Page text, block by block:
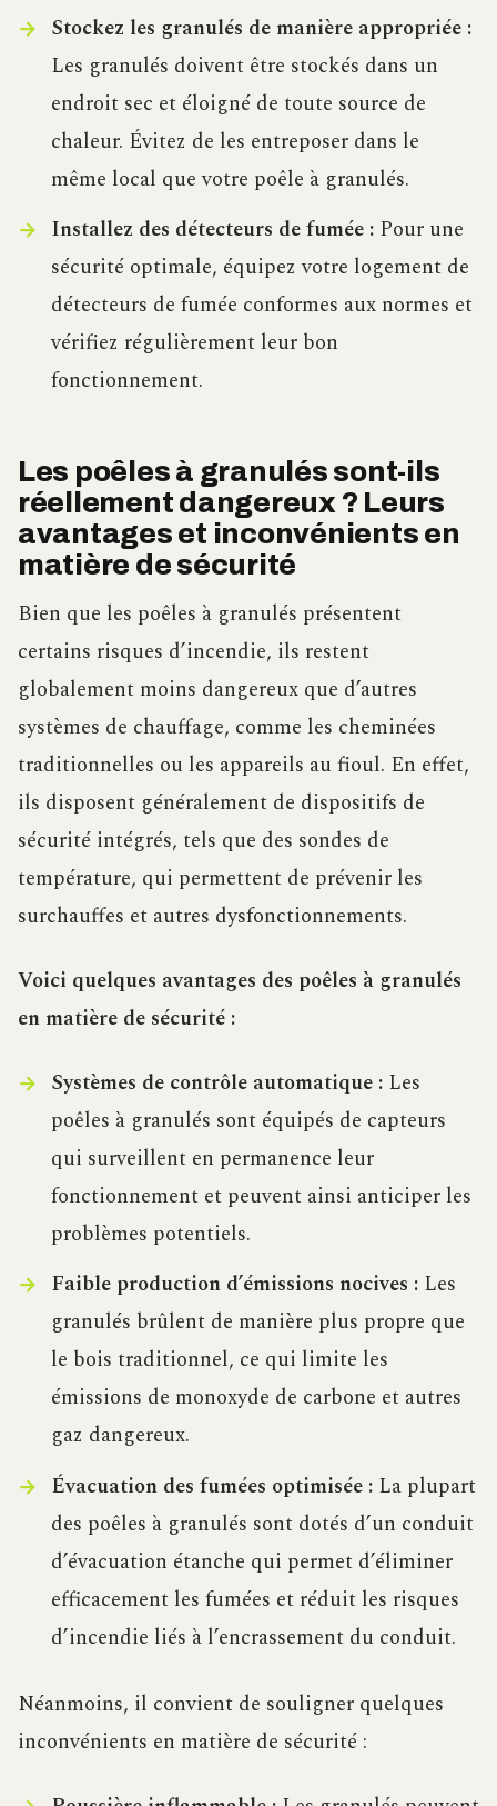
Stockez les granulés de manière appropriée :
Les granulés doivent être stockés dans un
endroit sec et éloigné de toute source de
chaleur. Évitez de les entreposer dans le
même local que votre poêle à granulés.
Installez des détecteurs de fumée :Pour une
sécurité optimale, équipez votre logement de
détecteurs de fumée conformes aux normes et
vérifiez régulièrement leur bon
fonctionnement.
Les poêles à granulés sont-ils
réellement dangereux ? Leurs
avantages et inconvénients en
matière de sécurité
Bien que les poêles à granulés présentent
certains risques d’incendie, ils restent
globalement moins dangereux que d’autres
systèmes de chauffage, comme les cheminées
traditionnelles ou les appareils au fioul. En effet,
ils disposent généralement de dispositifs de
sécurité intégrés, tels que des sondes de
température, qui permettent de prévenir les
surchauffes et autres dysfonctionnements.
Voici quelques avantages des poêles à granulés
en matière de sécurité :
Systèmes de contrôle automatique :Les
poêles à granulés sont équipés de capteurs
qui surveillent en permanence leur
fonctionnement et peuvent ainsi anticiper les
problèmes potentiels.
Faible production d’émissions nocives :Les
granulés brûlent de manière plus propre que
le bois traditionnel, ce qui limite les
émissions de monoxyde de carbone et autres
gaz dangereux.
Évacuation des fumées optimisée :La plupart
des poêles à granulés sont dotés d’un conduit
d’évacuation étanche qui permet d’éliminer
efficacement les fumées et réduit les risques
d’incendie liés à l’encrassement du conduit.
Néanmoins, il convient de souligner quelques
inconvénients en matière de sécurité :